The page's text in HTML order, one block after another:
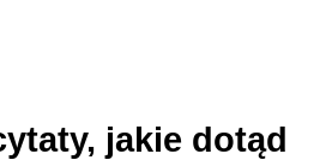
jakie dotąd